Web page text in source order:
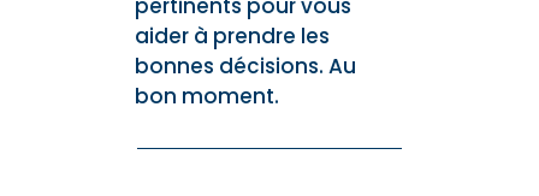
pertinents pour vous
aider à prendre les
bonnes décisions. Au
bon moment.